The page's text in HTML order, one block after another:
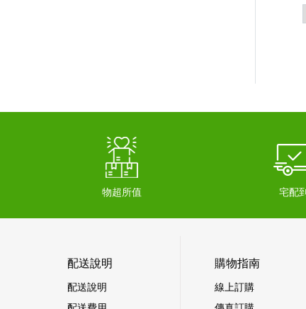
物超所值 宅配
配送說明
配送說明
購物指南
線上訂購